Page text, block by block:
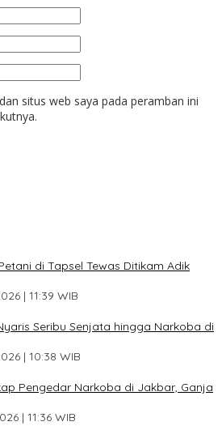
situs web saya pada peramban ini
di Tapsel Tewas Ditikam Adik
| 11:39 WIB
Seribu Senjata hingga Narkoba di
| 10:38 WIB
Pengedar Narkoba di Jakbar, Ganja
| 11:36 WIB